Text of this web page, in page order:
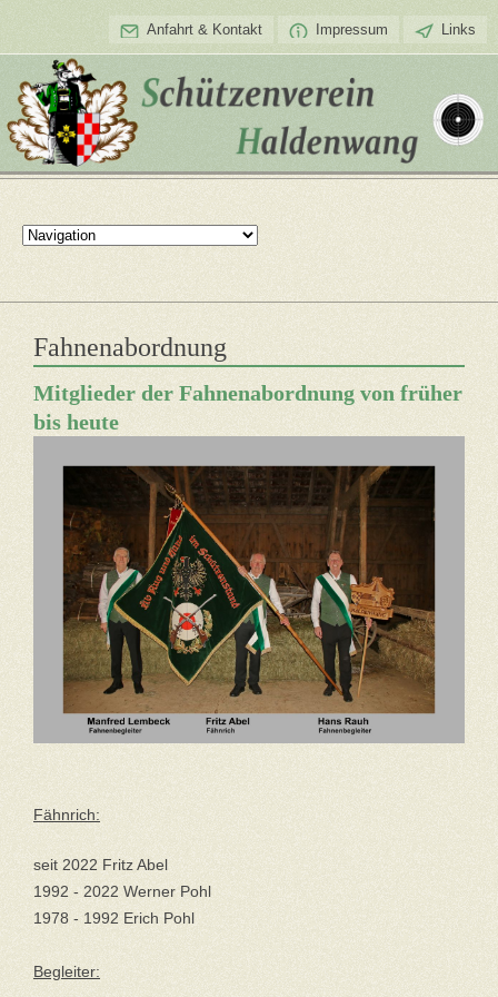
Anfahrt & Kontakt Impressum Links
Fahnenabordnung
Mitglieder der Fahnenabordnung von früher
bis heute
Fähnrich:
seit 2022 Fritz Abel
1992 - 2022 Werner Pohl
1978 - 1992 Erich Pohl
Begleiter: